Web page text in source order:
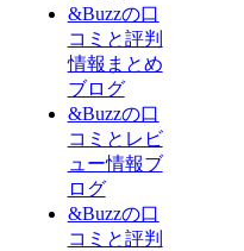
&Buzzの口
コミと評判
情報まとめ
ブログ
&Buzzの口
コミとレビ
ュー情報ブ
ログ
&Buzzの口
コミと評判